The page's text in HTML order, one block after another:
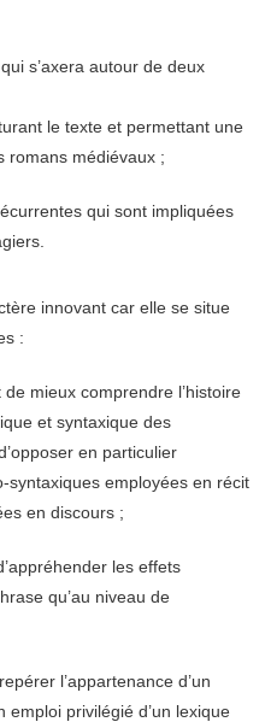
s’axera autour de deux
le texte et permettant une
romans médiévaux ;
qui sont impliquées
innovant car elle se situe
:
mieux comprendre l’histoire
et syntaxique des
en particulier
syntaxiques employées en récit
en discours ;
les effets
qu’au niveau de
l’appartenance d’un
privilégié d’un lexique